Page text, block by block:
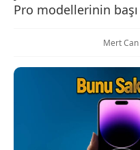
Pro modellerinin
Mert Can